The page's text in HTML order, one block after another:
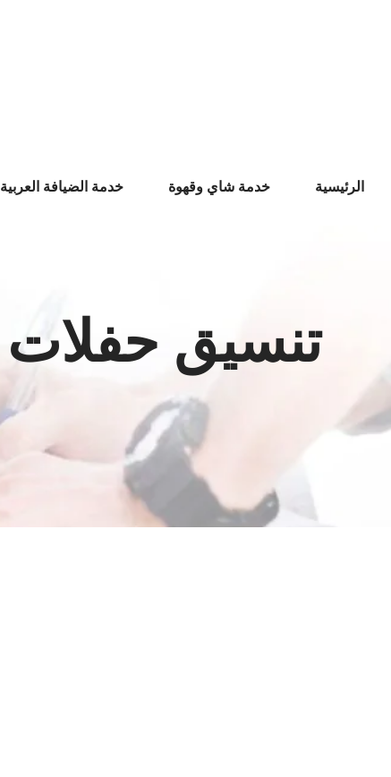
الرئيسية خدمة شاي وقهوة خدمة الضيافة العربية